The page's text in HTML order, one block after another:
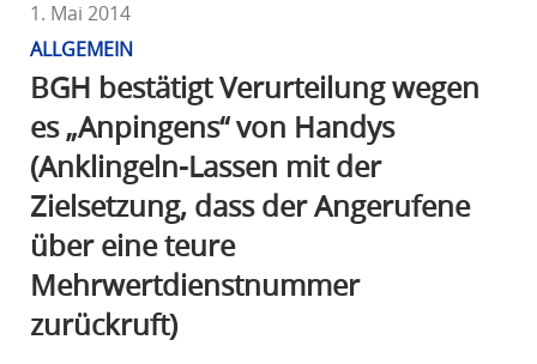
1. Mai 2014
ALLGEMEIN
BGH bestätigt Verurteilung wegen
es „Anpingens“ von Handys
(Anklingeln-Lassen mit der
Zielsetzung, dass der Angerufene
über eine teure
Mehrwertdienstnummer
zurückruft)